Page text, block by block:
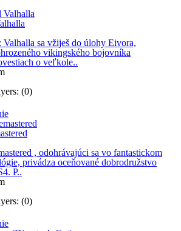
Valhalla sa vžiješ do úlohy Eivora,
vikingského bojovníka
o veľkole..
(0)
, odohrávajúci sa vo fantastickom
privádza oceňované dobrodružstvo
P..
(0)